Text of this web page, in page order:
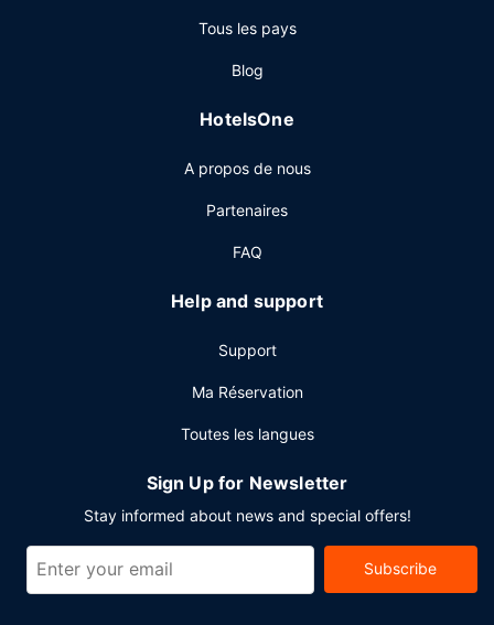
réception ouverte 24 h/24, un personnel polyglotte et un
disponible dans l'enceinte de l'hébergement.
Tous les pays
Blog
HotelsOne
A propos de nous
Partenaires
FAQ
Help and support
Support
Ma Réservation
Toutes les langues
Sign Up for Newsletter
Stay informed about news and special offers!
Subscribe